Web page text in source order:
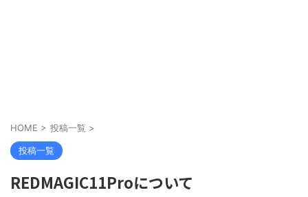
HOME > 投稿一覧 >
投稿一覧
REDMAGIC11Proについて